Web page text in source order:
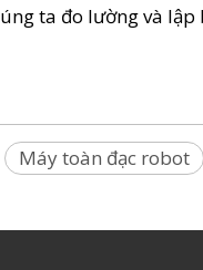
ta đo lường và
Máy toàn đạc robot